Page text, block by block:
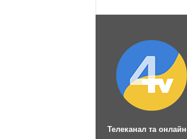
Телеканал та